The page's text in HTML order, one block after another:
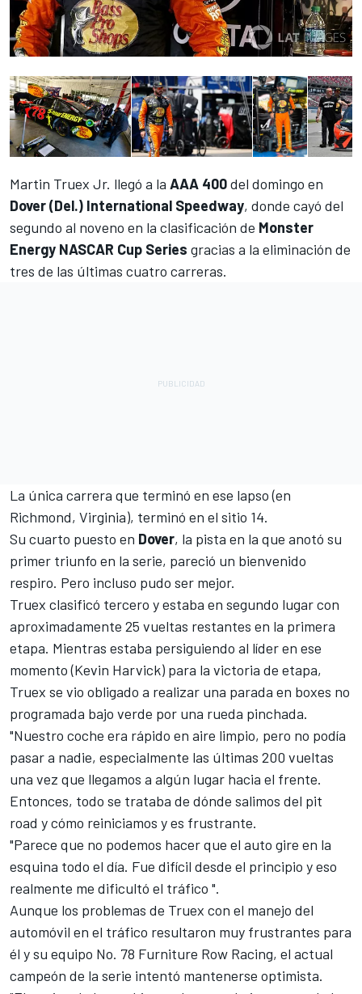
Martin Truex Jr. llegó a la AAA 400del domingo en
Dover (Del.) International Speedway, donde cayó del
segundo al noveno en la clasificación de Monster
Energy NASCAR Cup Series gracias a la eliminación de
tres de las últimas cuatro carreras.
La única carrera que terminó en ese lapso (en
Richmond, Virginia), terminó en el sitio 14.
Su cuarto puesto en Dover, la pista en la que anotó su
primer triunfo en la serie, pareció un bienvenido
respiro. Pero incluso pudo ser mejor.
Truex clasificó tercero y estaba en segundo lugar con
aproximadamente 25 vueltas restantes en la primera
etapa. Mientras estaba persiguiendo al líder en ese
momento (Kevin Harvick) para la victoria de etapa,
Truex se vio obligado a realizar una parada en boxes no
programada bajo verde por una rueda pinchada.
"Nuestro coche era rápido en aire limpio, pero no podía
pasar a nadie, especialmente las últimas 200 vueltas
una vez que llegamos a algún lugar hacia el frente.
Entonces, todo se trataba de dónde salimos del pit
road y cómo reiniciamos y es frustrante.
"Parece que no podemos hacer que el auto gire en la
esquina todo el día. Fue difícil desde el principio y eso
realmente me dificultó el tráfico ".
Aunque los problemas de Truex con el manejo del
automóvil en el tráfico resultaron muy frustrantes para
él y su equipo No. 78 Furniture Row Racing, el actual
campeón de la serie intentó mantenerse optimista.